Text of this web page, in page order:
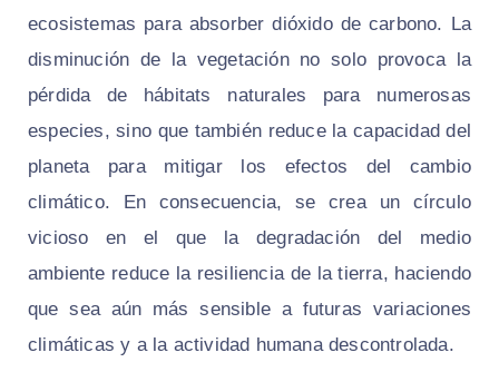
ecosistemas para absorber dióxido de carbono. La
disminución de la vegetación no solo provoca la
pérdida de hábitats naturales para numerosas
especies, sino que también reduce la capacidad del
planeta para mitigar los efectos del cambio
climático. En consecuencia, se crea un círculo
vicioso en el que la degradación del medio
ambiente reduce la resiliencia de la tierra, haciendo
que sea aún más sensible a futuras variaciones
climáticas y a la actividad humana descontrolada.